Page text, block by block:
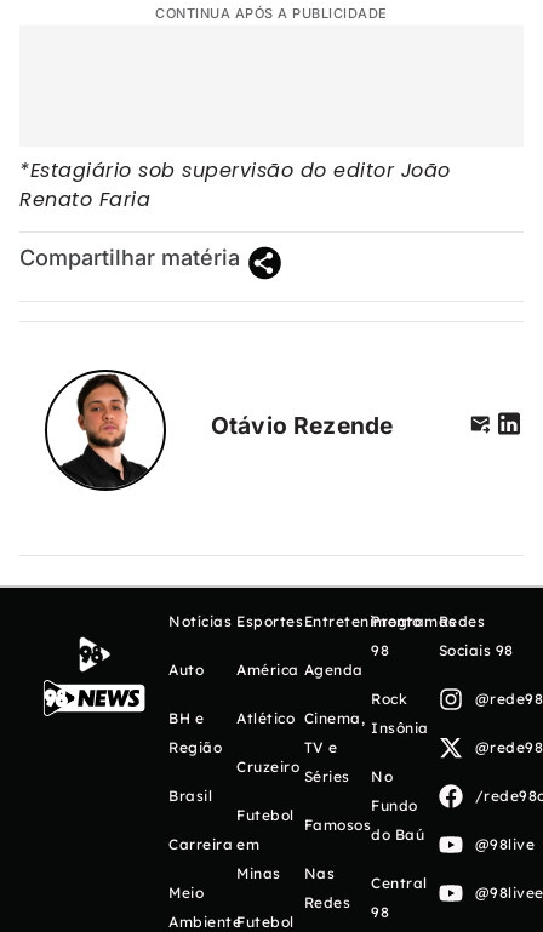
CONTINUA APÓS A PUBLICIDADE
*Estagiário sob supervisão do editor João
Renato Faria
Compartilhar matéria
Otávio Rezende
Notícias
Auto
BH e
Região
Brasil
Carreira
Meio
Ambiente
Esportes
América
Atlético
Cruzeiro
Futebol
em
Minas
Futebol
Entretenimento
Agenda
Cinema,
TV e
Séries
Famosos
Nas
Redes
Programas
98
Rock
Insônia
No
Fundo
do Baú
Central
98
Redes
Sociais 98
/
@98live